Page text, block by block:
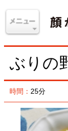
ぶりの
時間：25分